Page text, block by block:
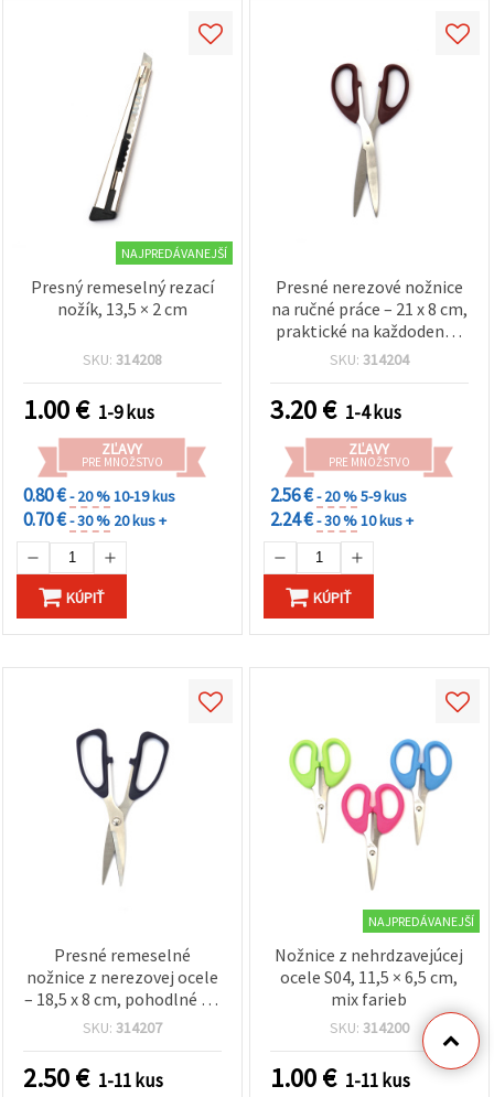
NAJPREDÁVANEJŠÍ
Presný remeselný rezací
nožík, 13,5 × 2 cm
SKU: 314208
1.00€ 1-9 kus
ZĽAVY
PRE MNOŽSTVO
0.80 €- 20 %10-19 kus
0.70 €- 30 % 20 kus +
KÚPIŤ
Presné nerezové nožnice
na ručné práce – 21 x 8 cm,
praktické na každodenné
strihanie
SKU: 314204
3.20€ 1-4 kus
ZĽAVY
PRE MNOŽSTVO
2.56 €- 20 %5-9 kus
2.24 €- 30 %10 kus +
KÚPIŤ
Presné remeselné
nožnice z nerezovej ocele
– 18,5 x 8 cm, pohodlné na
každodenné strihanie
SKU: 314207
2.50€ 1-11 kus
NAJPREDÁVANEJŠÍ
Nožnice z nehrdzavejúcej
ocele S04, 11,5 × 6,5 cm,
mix farieb
SKU: 314200
1.00€ 1-11 kus